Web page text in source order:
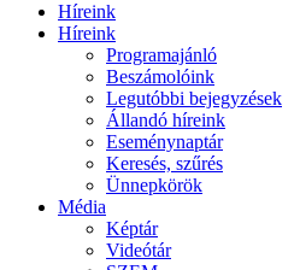
Híreink
Híreink
Programajánló
Beszámolóink
Legutóbbi bejegyzések
Állandó híreink
Eseménynaptár
Keresés, szűrés
Ünnepkörök
Média
Képtár
Videótár